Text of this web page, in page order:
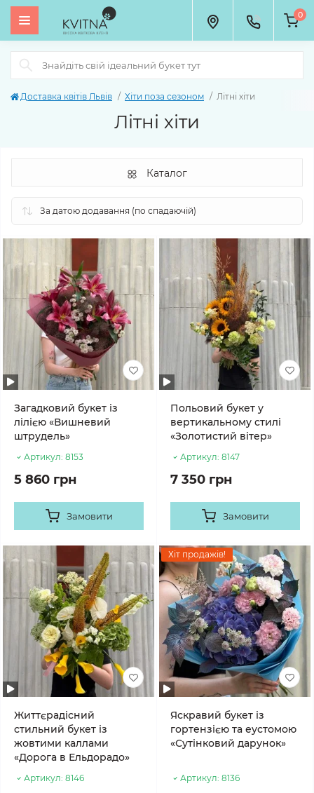
0
Доставка квітів Львів Хіти поза сезоном Літні хіти
Літні хіти
Каталог
Загадковий букет із
лілією «Вишневий
штрудель»
Артикул: 8153
5 860 грн
Замовити
Польовий букет у
вертикальному стилі
«Золотистий вітер»
Артикул: 8147
7 350 грн
Замовити
Життєрадісний
стильний букет із
жовтими каллами
«Дорога в Ельдорадо»
Артикул: 8146
Хіт продажів!
Яскравий букет із
гортензією та еустомою
«Сутінковий дарунок»
Артикул: 8136